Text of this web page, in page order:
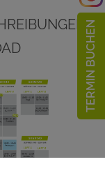
TERMIN BUCHEN